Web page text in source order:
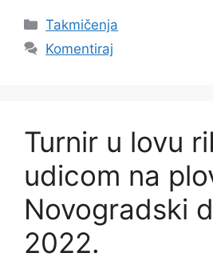
Takmičenja
Komentiraj
Turnir u lovu
udicom na
Novogradski
2022.